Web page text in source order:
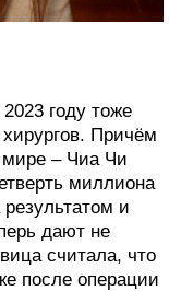
году тоже
Причём
мире – Чиа Чи
миллиона
и
дают не
считала, что
после операции